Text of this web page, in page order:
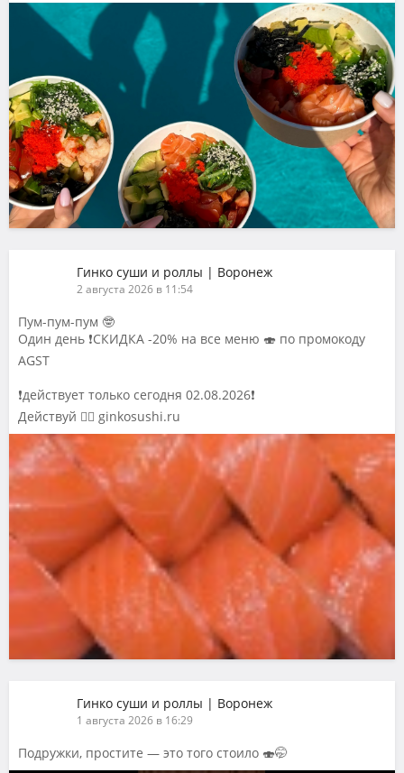
Гинко суши и роллы | Воронеж
2 августа 2026 в 11:54
Пум-пум-пум 🤓
Один день ❗️СКИДКА -20% на все меню 🍣 по промокоду
AGST
❗️действует только сегодня 02.08.2026❗️
Действуй 👉🏻 ginkosushi.ru
Гинко суши и роллы | Воронеж
1 августа 2026 в 16:29
Подружки, простите — это того стоило 🍣🤭